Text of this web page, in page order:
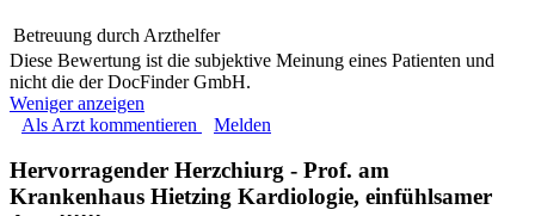
Betreuung durch Arzthelfer
Diese Bewertung ist die subjektive Meinung eines Patienten und
nicht die der DocFinder GmbH.
Weniger anzeigen
Als Arzt kommentieren
Melden
Hervorragender Herzchiurg - Prof. am
Krankenhaus Hietzing Kardiologie, einfühlsamer